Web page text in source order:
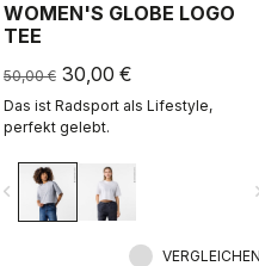
WOMEN'S GLOBE LOGO
TEE
50,00 € 30,00 €
Das ist Radsport als Lifestyle,
perfekt gelebt.
VERGLEICHEN